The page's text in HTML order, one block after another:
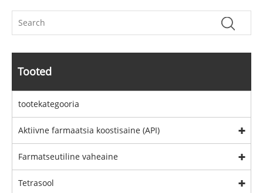
Tooted
tootekategooria
Aktiivne farmaatsia koostisaine (API)
Farmatseutiline vaheaine
Tetrasool